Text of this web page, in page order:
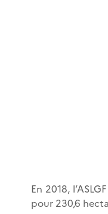
En 2018,
pour 230,6